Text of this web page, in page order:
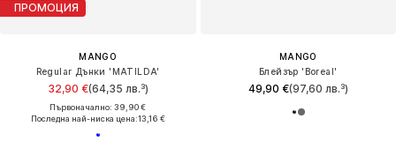
ПРОМОЦИЯ
MANGO
Regular Дънки 'MATILDA'
32,90 €(64,35 лв.³)
Първоначално: 39,90 €
Последна най-ниска цена:13,16 €
MANGO
Блейзър 'Boreal'
49,90 €(97,60 лв.³)